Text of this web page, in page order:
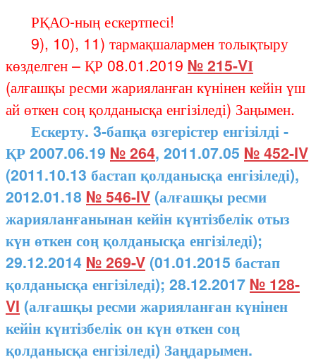
РҚАО-ның ескертпесі!
9), 10), 11) тармақшалармен толықтыру
көзделген – ҚР 08.01.2019 № 215-VІ
(алғашқы ресми жарияланған күнінен кейін үш
ай өткен соң қолданысқа енгізіледі) Заңымен.
Ескерту. 3-бапқа өзгерістер енгізілді -
ҚР 2007.06.19 № 264, 2011.07.05 № 452-IV
(2011.10.13 бастап қолданысқа енгізіледі),
2012.01.18 № 546-IV (алғашқы ресми
жарияланғанынан кейін күнтізбелік отыз
күн өткен соң қолданысқа енгізіледі);
29.12.2014 № 269-V (01.01.2015 бастап
қолданысқа енгізіледі); 28.12.2017 № 128-
VI (алғашқы ресми жарияланған күнінен
кейін күнтізбелік он күн өткен соң
қолданысқа енгізіледі) Заңдарымен.